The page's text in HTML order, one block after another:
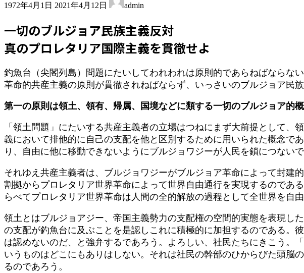
1972年4月1日 終
新
時
2021年4月12日 admin
一切のブルジョア民族主義反対
真のプロレタリア国際主義を貫徹せよ
釣魚台（尖閣列島）問題にたいしてわれわれは原則的であらねばならな
革命的共産主義の原則が貫徹されねばならず、いっさいのブルジョア民
第一の原則は領土、領有、帰属、国境などに類する一切のブルジョア的
「領土問題」にたいする共産主義者の立場はつねにまず大前提として
義において排他的に自己の支配を他と区別するために用いられた概念で
り、自由に他に移動できないようにブルジョワジーが人民を鎖につない
それゆえ共産主義者は、ブルジョワジーがブルジョア革命によって封建
割拠からプロレタリア世界革命によって世界自由通行を実現するのであ
らべてプロレタリア世界革命は人間の全的解放の過程として全世界を自
領土とはブルジョアジー、帝国主義勢力の支配権の空間的実態を表現し
の支配が釣魚台に及ぶことを是認しこれに積極的に加担するのである。
は認めないのだ、と強弁するであろう。よろしい、社民たちにきこう。
いうものはどこにもありはしない。それは社民の幹部のひからびた頭脳
るのであろう。